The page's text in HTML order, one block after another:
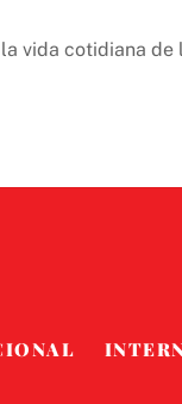
vida cotidiana de